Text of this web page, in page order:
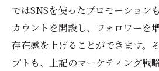
ではSNSを使ったプロモーション
カウントを開設し、フォロワーを
存在感を上げることができます。
プトも、上記のマーケティング戦